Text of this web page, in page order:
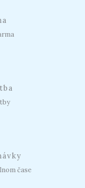
čase